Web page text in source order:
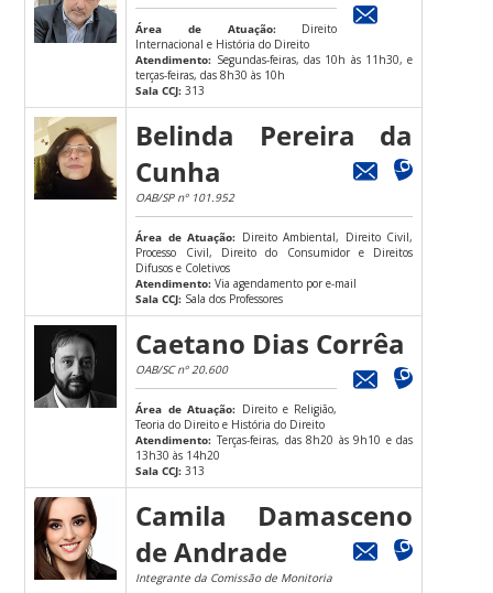
Área de Atuação:Direito
Internacional e História do Direito
Atendimento: Segundas-feiras, das 10h às 11h30, e
terças-feiras, das 8h30 às 10h
Sala CCJ: 313
Belinda Pereira da
Cunha
OAB/SP nº 101.952
Área de Atuação: Direito Ambiental, Direito Civil,
Processo Civil, Direito do Consumidor e Direitos
Difusos e Coletivos
Atendimento: Via agendamento por e-mail
Sala CCJ: Sala dos Professores
Caetano Dias Corrêa
OAB/SC nº 20.600
Área de Atuação: Direito e Religião,
Teoria do Direito e História do Direito
Atendimento: Terças-feiras, das 8h20 às 9h10 e das
13h30 às 14h20
Sala CCJ: 313
Camila Damasceno
de Andrade
Integrante da Comissão de Monitoria